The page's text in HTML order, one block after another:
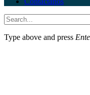
Type above and press